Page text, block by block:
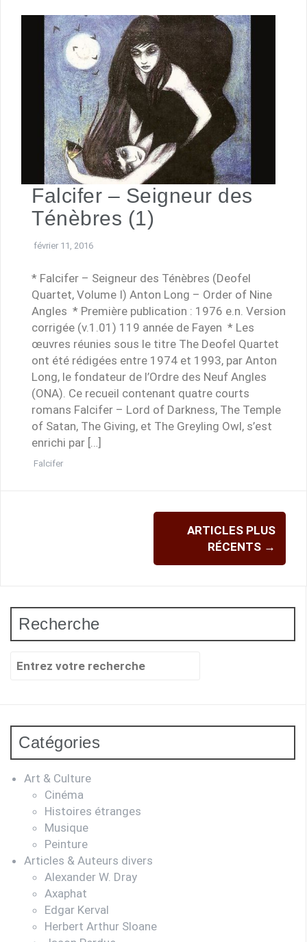
Falcifer – Seigneur des
Ténèbres (1)
février 11, 2016
* Falcifer – Seigneur des Ténèbres (Deofel
Quartet, Volume I) Anton Long – Order of Nine
Angles * Première publication : 1976 e.n. Version
corrigée (v.1.01) 119 année de Fayen * Les
œuvres réunies sous le titre The Deofel Quartet
ont été rédigées entre 1974 et 1993, par Anton
Long, le fondateur de l’Ordre des Neuf Angles
(ONA). Ce recueil contenant quatre courts
romans Falcifer – Lord of Darkness, The Temple
of Satan, The Giving, et The Greyling Owl, s’est
enrichi par […]
Falcifer
ARTICLES PLUS
RÉCENTS →
Recherche
Recherche
Catégories
Art & Culture
Cinéma
Histoires étranges
Musique
Peinture
Articles & Auteurs divers
Alexander W. Dray
Axaphat
Edgar Kerval
Herbert Arthur Sloane